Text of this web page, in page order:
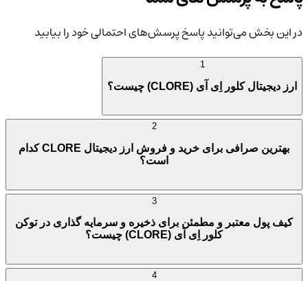
در این بخش می‌توانید پاسخ پرسش‌های احتمالی خود را بیابید
ارز دیجیتال کلور اِی آی (CLORE) چیست؟
بهترین صرافی برای خرید و فروش ارز دیجیتال CLORE کدام
است؟
کیف پول معتبر و مطمئن برای ذخیره و سرمایه گذاری در توکن
کلور اِی آی (CLORE) چیست؟